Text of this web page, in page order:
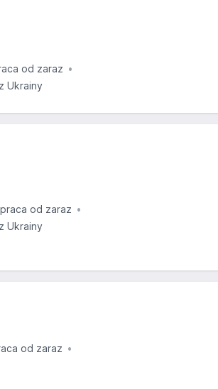
od zaraz
Ukrainy
praca od zaraz
Ukrainy
od zaraz